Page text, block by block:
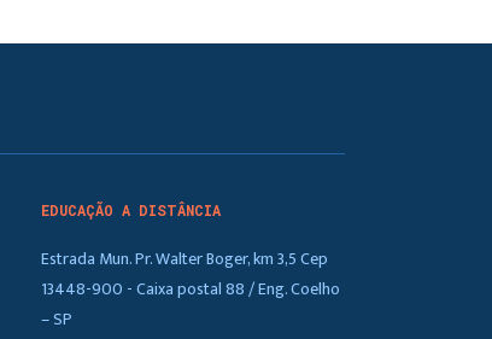
EDUCAÇÃO A DISTÂNCIA
Estrada Mun. Pr. Walter Boger, km 3,5 Cep
13448-900 - Caixa postal 88 / Eng. Coelho
– SP